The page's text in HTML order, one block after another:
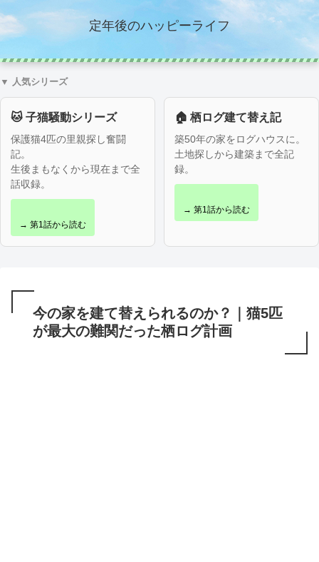
定年後のハッピーライフ
▼ 人気シリーズ
🐱 子猫騒動シリーズ
保護猫4匹の里親探し奮闘
記。
生後まもなくから現在まで全
話収録。
→ 第1話から読む
🏠 栖ログ建て替え記
築50年の家をログハウスに。
土地探しから建築まで全記
録。
→ 第1話から読む
今の家を建て替えられるのか？｜猫5匹
が最大の難関だった栖ログ計画